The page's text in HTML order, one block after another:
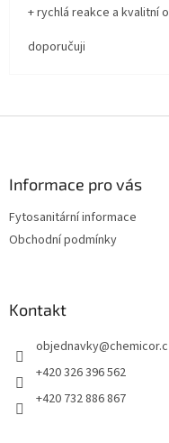
+ rychlá reakce a kvalitní
doporučuji
Informace pro vás
Fytosanitární informace
Obchodní podmínky
Kontakt
objednavky@
+420 326 396 562
+420 732 886 867